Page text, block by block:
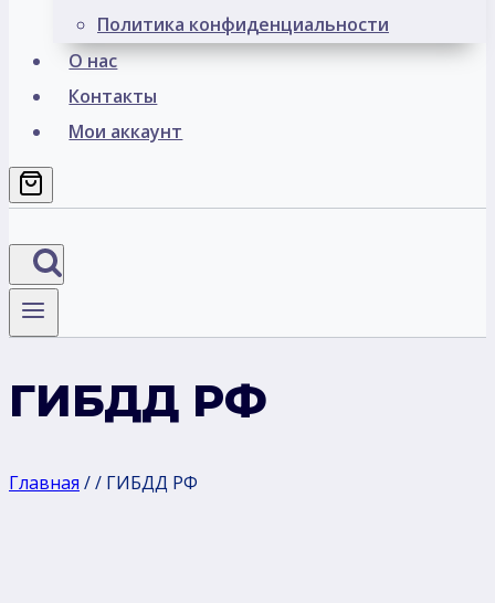
Политика конфиденциальности
О нас
Контакты
Мои аккаунт
ГИБДД РФ
Главная // ГИБДД РФ